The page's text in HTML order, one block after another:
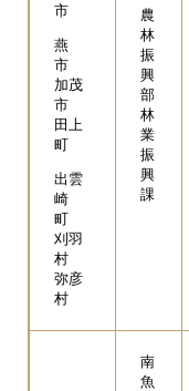
市
燕
市
加茂
市
田上
町
出雲
崎
町
刈羽
村
弥彦
村
農
林
振
興
部
林
業
振
興
課
南
魚